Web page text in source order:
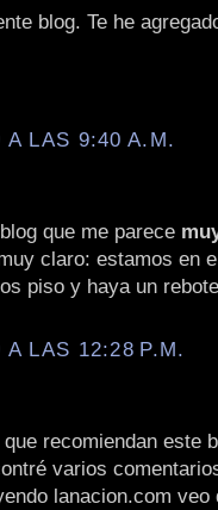
blog. Te he
A LAS 9:40 A.M.
que me parece
claro: estamos en
piso y haya un
LAS 12:28 P.M.
recomiendan este
varios
lanacion.com veo